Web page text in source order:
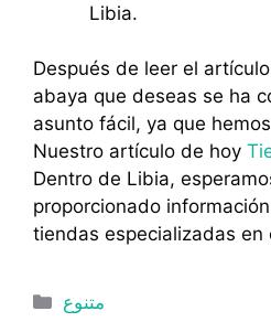
Libia.
Después de leer el
abaya que deseas se ha
asunto fácil, ya que
Nuestro artículo de hoy
Dentro de Libia,
proporcionado
tiendas especializadas en
Categorías
متنوع